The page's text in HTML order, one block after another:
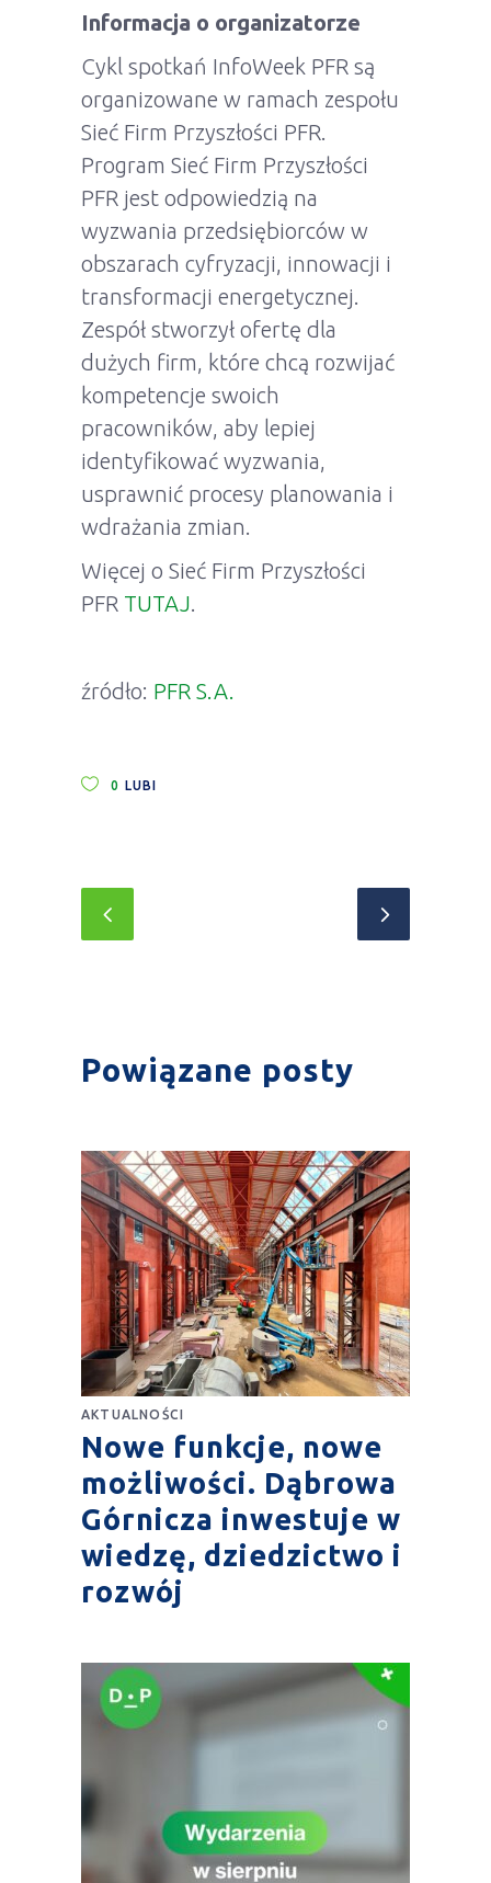
Informacja o organizatorze
Cykl spotkań InfoWeek PFR są
organizowane w ramach zespołu
Sieć Firm Przyszłości PFR.
Program Sieć Firm Przyszłości
PFR jest odpowiedzią na
wyzwania przedsiębiorców w
obszarach cyfryzacji, innowacji i
transformacji energetycznej.
Zespół stworzył ofertę dla
dużych firm, które chcą rozwijać
kompetencje swoich
pracowników, aby lepiej
identyfikować wyzwania,
usprawnić procesy planowania i
wdrażania zmian.
Więcej o Sieć Firm Przyszłości
PFR TUTAJ.
źródło: PFR S.A.
0 LUBI
Powiązane posty
AKTUALNOŚCI
Nowe funkcje, nowe
możliwości. Dąbrowa
Górnicza inwestuje w
wiedzę, dziedzictwo i
rozwój